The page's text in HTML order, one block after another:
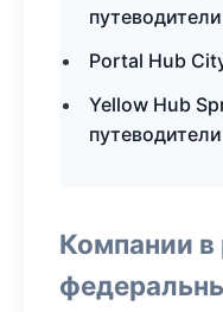
путеводители
Portal Hub
Yellow Hub
путеводители
Компании